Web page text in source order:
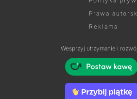
Prawa
Reklama
Wesprzyj utrzymanie i